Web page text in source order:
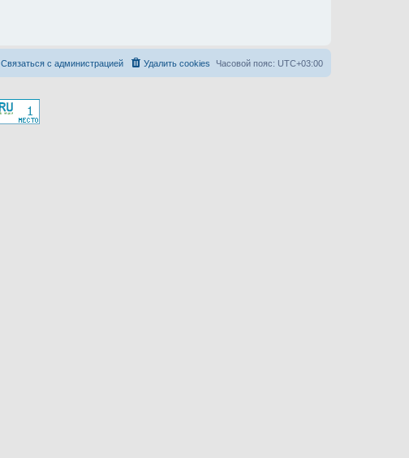
Часовой пояс: UTC+03:00
Удалить cookies
Связаться с администрацией